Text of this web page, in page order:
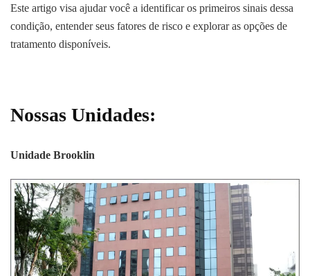
Este artigo visa ajudar você a identificar os primeiros sinais dessa
condição, entender seus fatores de risco e explorar as opções de
tratamento disponíveis.
Nossas Unidades:
Unidade Brooklin